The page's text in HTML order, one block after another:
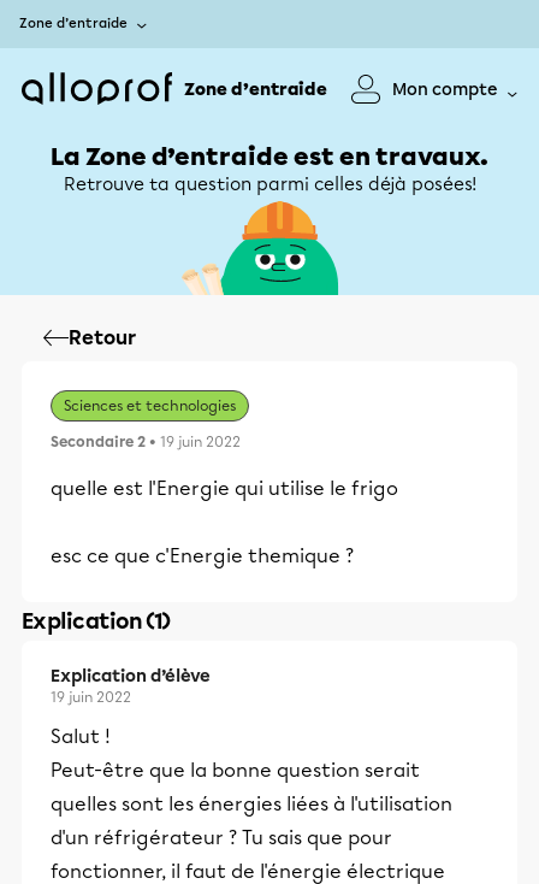
Zone d’entraide
Zone d’entraide Mon compte
La Zone d’entraide est en travaux.
Retrouve ta question parmi celles déjà posées!
Retour
Sciences et technologies
Secondaire 2 • 19 juin 2022
quelle est l'Energie qui utilise le frigo
esc ce que c'Energie themique ?
Explication (1)
Explication d’élève
19 juin 2022
Salut !
Peut-être que la bonne question serait
quelles sont les énergies liées à l'utilisation
d'un réfrigérateur ? Tu sais que pour
fonctionner, il faut de l'énergie électrique